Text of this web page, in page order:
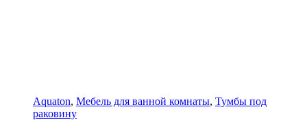
Aquaton, Мебель для ванной комнаты, Тумбы под
раковину